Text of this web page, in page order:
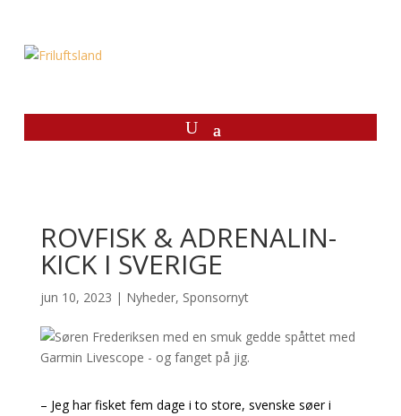
ROVFISK & ADRENALIN-
KICK I SVERIGE
jun 10, 2023 | Nyheder, Sponsornyt
– Jeg har fisket fem dage i to store, svenske søer i